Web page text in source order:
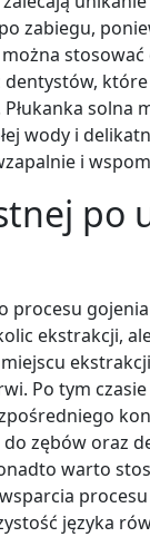
zabiegu,
solna
wody i
i
po
procesu
ekstrakcji,
Po tym
zębów oraz
warto
języka